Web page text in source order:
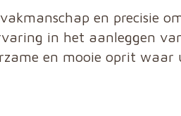
en precisie
in het aanleggen
en mooie oprit